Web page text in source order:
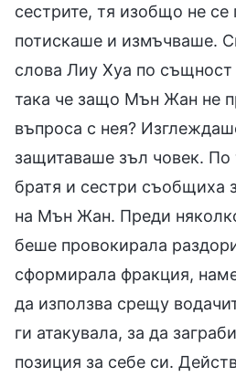
сестрите, тя изобщо не се
потискаше и измъчваше.
слова Лиу Хуа по
така че защо Мън Жан не
въпроса с нея?
защитаваше зъл човек. По
братя и сестри съобщиха
на Мън Жан. Преди
беше провокирала
сформирала фракция,
да използва срещу
ги атакувала, за да
позиция за себе си.